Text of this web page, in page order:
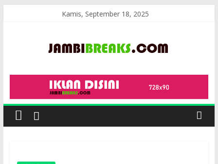
Kamis, September 18, 2025
JambiBreaks